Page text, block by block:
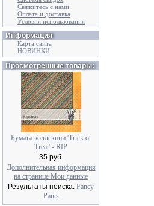
Свяжитесь с нами
Оплата и доставка
Условия использования
Информация
Карта сайта
НОВИНКИ
Просмотренные товары:
Бумага коллекции 'Trick or
Treat' - RIP
35 руб.
Дополнительная информация
на странице Мои данные
Результаты поиска: Fancy
Pants